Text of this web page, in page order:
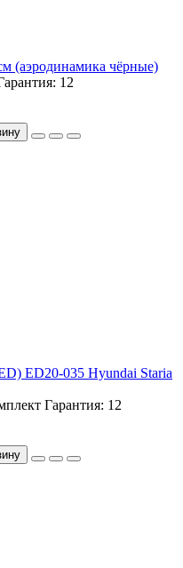
(аэродинамика чёрные)
12
ED20-035 Hyundai Staria
Гарантия: 12